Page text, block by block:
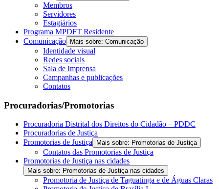
Membros
Servidores
Estagiários
Programa MPDFT Residente
Comunicação
Mais sobre: Comunicação
Identidade visual
Redes sociais
Sala de Imprensa
Campanhas e publicações
Contatos
Procuradorias/Promotorias
Procuradoria Distrital dos Direitos do Cidadão – PDDC
Procuradorias de Justiça
Promotorias de Justiça
Mais sobre: Promotorias de Justiça
Contatos das Promotorias de Justiça
Promotorias de Justiça nas cidades
Mais sobre: Promotorias de Justiça nas cidades
Promotoria de Justiça de Taguatinga e de Águas Claras